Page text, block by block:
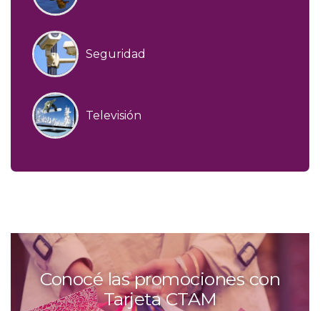
Seguridad
Televisión
Conocé las promociones con
Tarjeta CTAM